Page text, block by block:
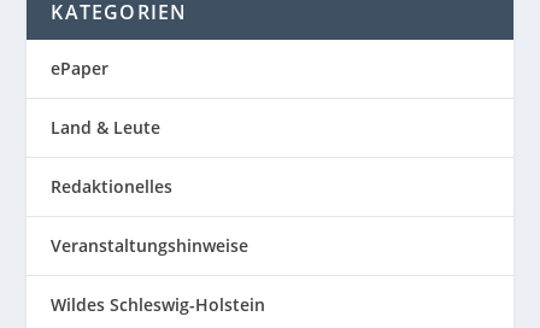
KATEGORIEN
ePaper
Land & Leute
Redaktionelles
Veranstaltungshinweise
Wildes Schleswig-Holstein